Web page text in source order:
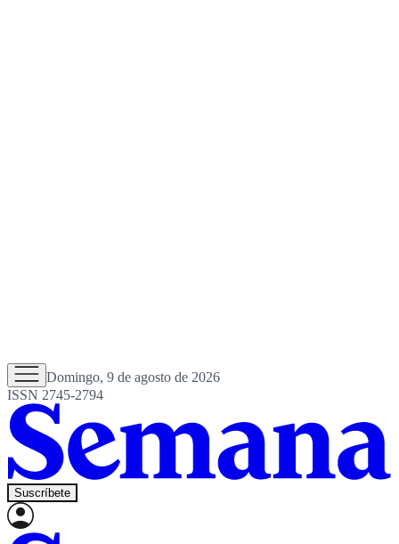
Domingo, 9 de agosto de 2026
ISSN 2745-2794
Suscríbete